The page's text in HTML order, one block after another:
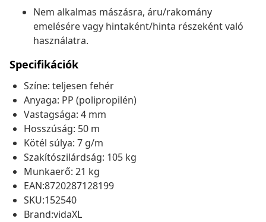
Nem alkalmas mászásra, áru/rakomány
emelésére vagy hintaként/hinta részeként való
használatra.
Specifikációk
Színe: teljesen fehér
Anyaga: PP (polipropilén)
Vastagsága: 4 mm
Hosszúság: 50 m
Kötél súlya: 7 g/m
Szakítószilárdság: 105 kg
Munkaerő: 21 kg
EAN:8720287128199
SKU:152540
Brand:vidaXL